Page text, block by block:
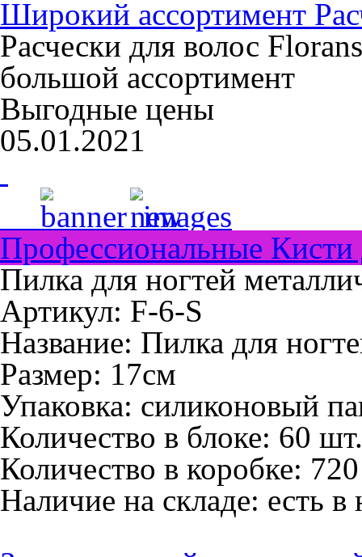
Широкий ассортимент
Расчески для волос Florans
большой ассортимент
Выгодные цены
05.01.2021
Профессиональные
Пилка для ногтей
Артикул: F-6-S
Название: Пилка для
Размер: 17см
Упаковка: силиконовый
Количество в блоке: 60 шт.
Количество в коробке:
Наличие на складе: есть в